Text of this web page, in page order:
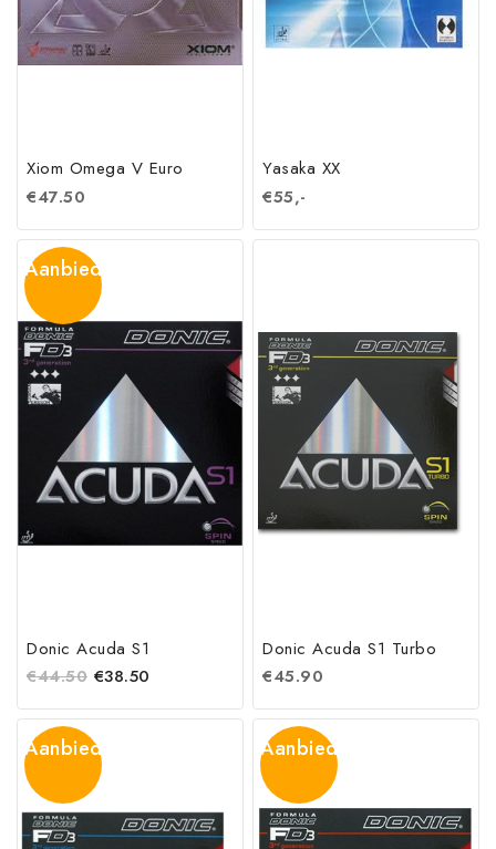
Xiom Omega V Euro
€47.50
Yasaka XX
€55,-
Aanbieding!
Donic Acuda S1
€44.50 €38.50
Donic Acuda S1 Turbo
€45.90
Aanbieding! Aanbieding!